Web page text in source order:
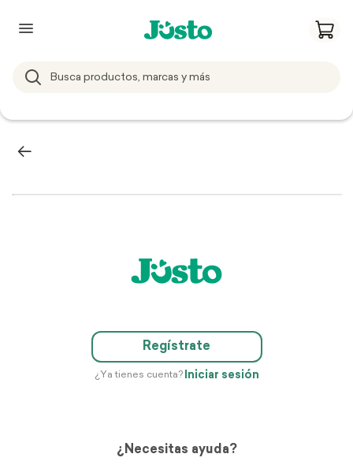
Regístrate
¿Ya tienes cuenta? Iniciar sesión
¿Necesitas ayuda?